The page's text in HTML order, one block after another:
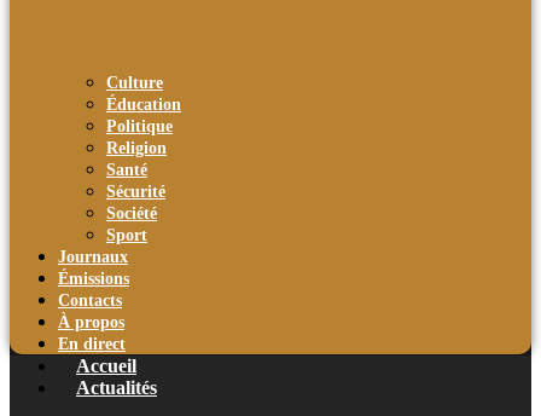
Culture
Éducation
Politique
Religion
Santé
Sécurité
Société
Sport
Journaux
Émissions
Contacts
À propos
En direct
Accueil
Actualités